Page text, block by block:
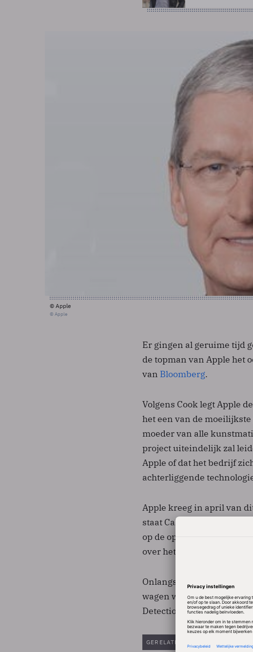
© Apple
© Apple
Er gingen al geruime tijd
de topman van Apple het
van Bloomberg.
Volgens Cook legt Apple
het een van de
moeder van alle
project uiteindelijk zal
Apple of dat het bedrijf
achterliggende
Apple kreeg in april van
staat Californië - waar het
op de openbare weg te
over het project.
Onlangs werd een
wagen was voorzien van
Detection and Ranging),
GERELATEERDE ARTIKELEN